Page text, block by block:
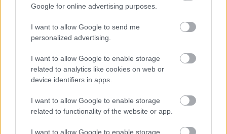
Google for online advertising purposes.
I want to allow Google to send me
personalized advertising.
I want to allow Google to enable storage
related to analytics like cookies on web or
device identifiers in apps.
I want to allow Google to enable storage
related to functionality of the website or app.
I want to allow Google to enable storage
A jegyvásárlás augusztus 16-án 10 órakor nyílik meg
a regisztrált Live Nation-tagok számára, a teljeskörű
jegyértékesítés pedig augusztus 18-án, 10 órakor
indul a
www.livenation.hu
esemény.
Címkék:programajánló koncertajánló halott pénz